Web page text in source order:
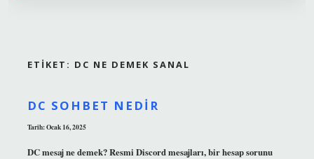
ETIKET: DC NE DEMEK SANAL
DC SOHBET NEDIR
Tarih: Ocak 16, 2025
DC mesaj ne demek? Resmi Discord mesajları, bir hesap sorunu